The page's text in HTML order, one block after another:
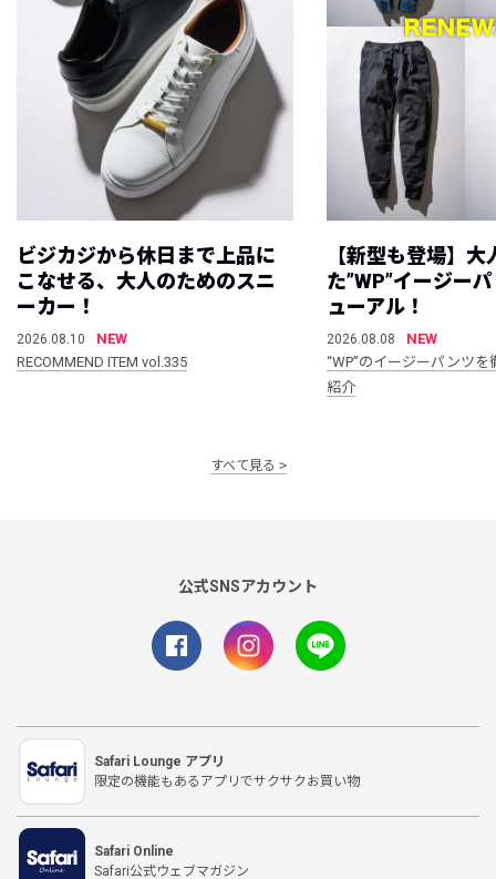
ビジカジから休日まで上品に
こなせる、大人のためのスニ
ーカー！
2026.08.10
NEW
RECOMMEND ITEM vol.335
【新型も登場】大
た”WP”イージー
ューアル！
2026.08.08
NEW
“WP”のイージーパンツ
紹介
すべて見る
公式SNSアカウント
Safari Lounge アプリ
限定の機能もあるアプリでサクサクお買い物
Safari Online
Safari公式ウェブマガジン